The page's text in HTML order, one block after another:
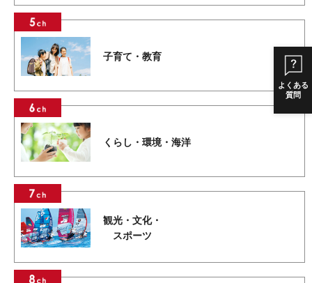
よくある
質問
子育て・教育
くらし・環境・海洋
観光・文化・
スポーツ